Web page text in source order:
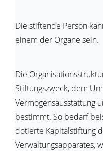
Die stiftende Person
einem der Organe sein.
Die
Stiftungszweck, dem
Vermögensausstattung
bestimmt. So bedarf
dotierte Kapitalstiftung
Verwaltungsapparates,